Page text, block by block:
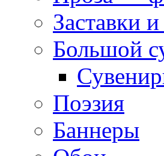
Заставки
Большой
Поэзия
Баннеры